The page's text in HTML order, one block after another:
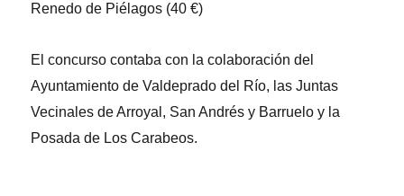
Renedo de Piélagos (40 €)
El concurso contaba con la colaboración del
Ayuntamiento de Valdeprado del Río, las Juntas
Vecinales de Arroyal, San Andrés y Barruelo y la
Posada de Los Carabeos.